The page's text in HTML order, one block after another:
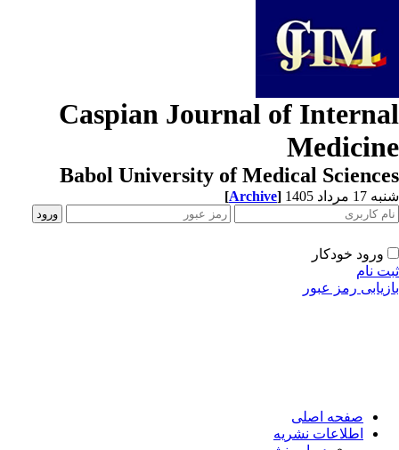
Caspian Journal of
Babol University of Medical
مرداد 1405 [Archive]
ورود خودکار
نام
رمز عبور
صفحه اصلی
اطلاعات نشریه